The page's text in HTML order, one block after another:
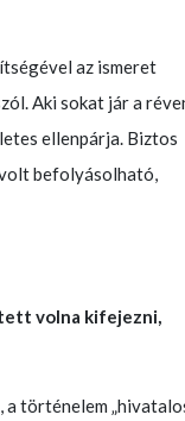
az ismeret
Aki sokat jár a
ellenpárja. Biztos
befolyásolható,
volna kifejezni,
a történelem